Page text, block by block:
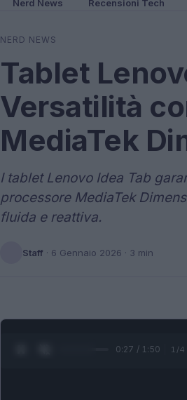
Nerd News Recensioni Tech
NERD NEWS
Tablet
Versatilità
MediaTek
I tablet Lenovo Idea Tab
processore MediaTek
fluida e reattiva.
Staff · 6 Gennaio 2026 · 3 min
0:27 / 1:50 1 /4